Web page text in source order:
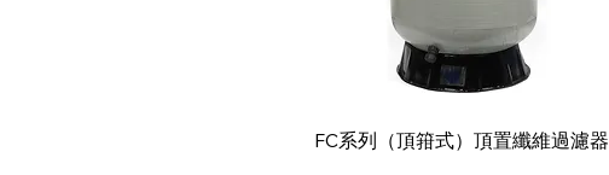
快速瀏覽
FC系列（頂箝式）頂置纖維過濾器